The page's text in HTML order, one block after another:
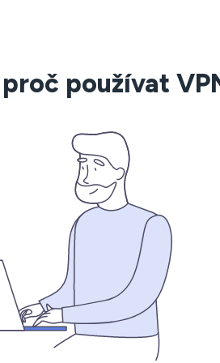
používat